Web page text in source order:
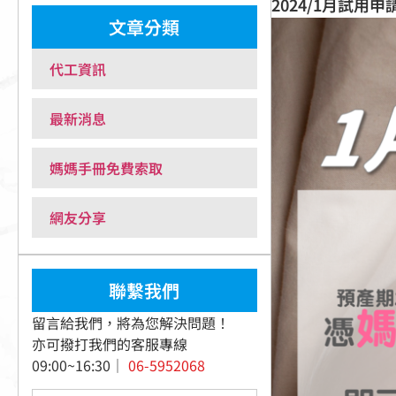
文章分類
代工資訊
最新消息
媽媽手冊免費索取
網友分享
聯繫我們
留言給我們，將為您解決問題！
亦可撥打我們的客服專線
09:00~16:30｜ 06-5952068
2024/1月試用申